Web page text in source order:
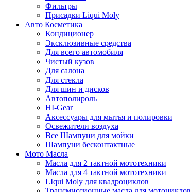
Фильтры
Присадки Liqui Moly
Авто Косметика
Кондиционер
Эксклюзивные средства
Для всего автомобиля
Чистый кузов
Для салона
Для стекла
Для шин и дисков
Автополироль
HI-Gear
Аксессуары для мытья и полировки
Освежители воздуха
Все Шампуни для мойки
Шампуни бесконтактные
Мото Масла
Масла для 2 тактной мототехники
Масла для 4 тактной мототехники
LIqui Moly для квадроциклов